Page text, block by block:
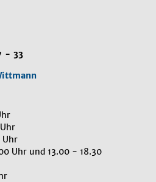
- 33
Uhr
Uhr und 13.00 - 18.30